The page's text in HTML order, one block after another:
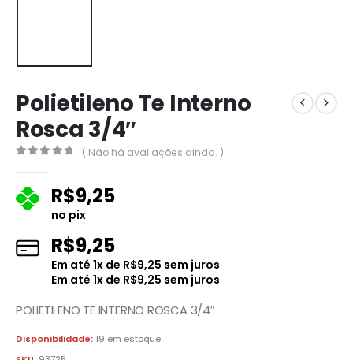
Polietileno Te Interno
Rosca 3/4″
( Não há avaliações ainda. )
R$9,25
no pix
R$9,25
Em até 1x de R$9,25 sem juros
Em até 1x de R$9,25 sem juros
POLIETILENO TE INTERNO ROSCA 3/4″
Disponibilidade: 19 em estoque